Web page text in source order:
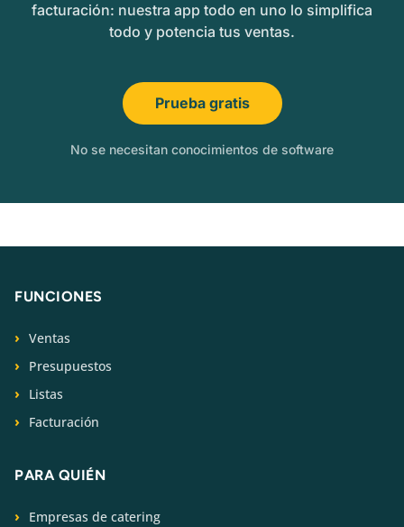
facturación: nuestra app todo en uno lo simplifica
todo y potencia tus ventas.
Prueba gratis
No se necesitan conocimientos de software
FUNCIONES
Ventas
Presupuestos
Listas
Facturación
PARA QUIÉN
Empresas de catering